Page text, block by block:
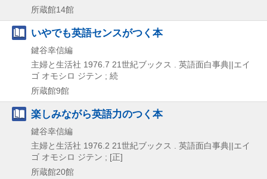
所蔵館14館
いやでも英語センスがつく本
鍵谷幸信編
主婦と生活社 1976.7 21世紀ブックス . 英語面白事典||エイ
ゴ オモシロ ジテン ; 続
所蔵館9館
楽しみながら英語力のつく本
鍵谷幸信編
主婦と生活社 1976.2 21世紀ブックス . 英語面白事典||エイ
ゴ オモシロ ジテン ; [正]
所蔵館20館